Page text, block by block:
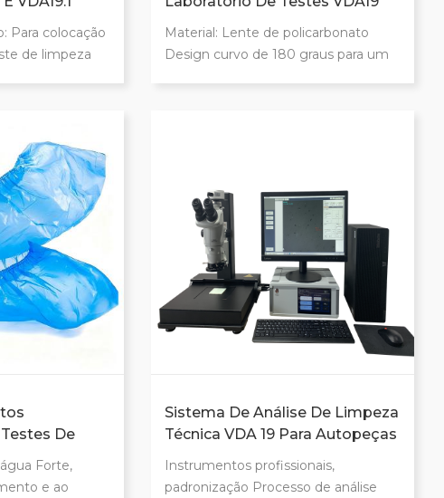
Para colocação
de limpeza
-Faixa de
ocultos
amortecimento
de três
Material: Lente de policarbonato
Design curvo de 180 graus para um
De
Forte,
e ao
Sistema De Análise De Limpeza
Técnica VDA 19 Para Autopeças
Instrumentos profissionais,
padronização Processo de análise